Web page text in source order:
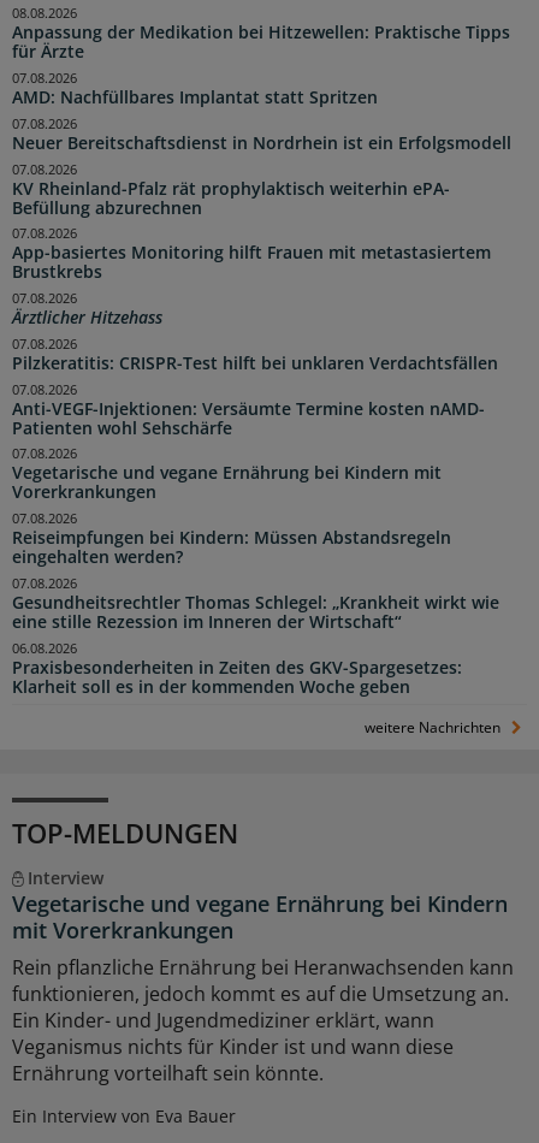
Anpassung der Medikation bei Hitzewellen: Praktische Tipps
für Ärzte
08.08.2026
AMD: Nachfüllbares Implantat statt Spritzen
07.08.2026
Neuer Bereitschaftsdienst in Nordrhein ist ein Erfolgsmodell
07.08.2026
KV Rheinland-Pfalz rät prophylaktisch weiterhin ePA-
Befüllung abzurechnen
07.08.2026
App-basiertes Monitoring hilft Frauen mit metastasiertem
Brustkrebs
07.08.2026
Ärztlicher Hitzehass
07.08.2026
Pilzkeratitis: CRISPR-Test hilft bei unklaren Verdachtsfällen
07.08.2026
Anti-VEGF-Injektionen: Versäumte Termine kosten nAMD-
Patienten wohl Sehschärfe
07.08.2026
Vegetarische und vegane Ernährung bei Kindern mit
Vorerkrankungen
07.08.2026
Reiseimpfungen bei Kindern: Müssen Abstandsregeln
eingehalten werden?
07.08.2026
Gesundheitsrechtler Thomas Schlegel: „Krankheit wirkt wie
eine stille Rezession im Inneren der Wirtschaft“
07.08.2026
Praxisbesonderheiten in Zeiten des GKV-Spargesetzes:
Klarheit soll es in der kommenden Woche geben
06.08.2026
weitere Nachrichten
TOP-MELDUNGEN
Interview
Vegetarische und vegane Ernährung bei Kindern
mit Vorerkrankungen
Rein pflanzliche Ernährung bei Heranwachsenden kann
funktionieren, jedoch kommt es auf die Umsetzung an.
Ein Kinder- und Jugendmediziner erklärt, wann
Veganismus nichts für Kinder ist und wann diese
Ernährung vorteilhaft sein könnte.
Ein Interview von Eva Bauer